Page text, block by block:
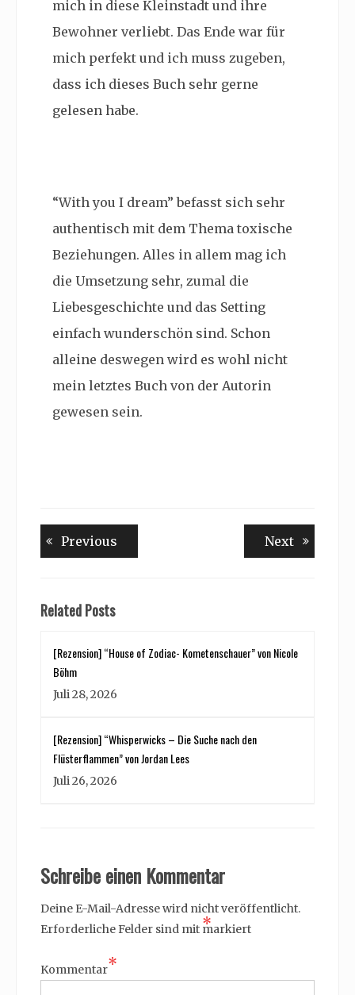
mich in diese Kleinstadt und ihre
Bewohner verliebt. Das Ende war für
mich perfekt und ich muss zugeben,
dass ich dieses Buch sehr gerne
gelesen habe.
“With you I dream” befasst sich sehr
authentisch mit dem Thema toxische
Beziehungen. Alles in allem mag ich
die Umsetzung sehr, zumal die
Liebesgeschichte und das Setting
einfach wunderschön sind. Schon
alleine deswegen wird es wohl nicht
mein letztes Buch von der Autorin
gewesen sein.
Beitragsnavigation
Previous NextNext
Related Posts
[Rezension] “House of Zodiac- Kometenschauer” von Nicole
Böhm
Juli 28, 2026
[Rezension] “Whisperwicks – Die Suche nach den
Flüsterflammen” von Jordan Lees
Juli 26, 2026
Schreibe einen Kommentar
Deine E-Mail-Adresse wird nicht veröffentlicht.
Erforderliche Felder sind mit *
markiert
Kommentar*